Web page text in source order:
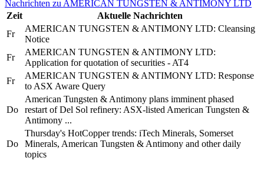
Nachrichten zu AMERICAN TUNGSTEN & ANTIMONY LTD
Zeit
Aktuelle Nachrichten
Fr
AMERICAN TUNGSTEN & ANTIMONY LTD: Cleansing
Notice
Fr
AMERICAN TUNGSTEN & ANTIMONY LTD:
Application for quotation of securities - AT4
Fr
AMERICAN TUNGSTEN & ANTIMONY LTD: Response
to ASX Aware Query
Do
American Tungsten & Antimony plans imminent phased
restart of Del Sol refinery: ASX-listed American Tungsten &
Antimony ...
Do
Thursday's HotCopper trends: iTech Minerals, Somerset
Minerals, American Tungsten & Antimony and other daily
topics